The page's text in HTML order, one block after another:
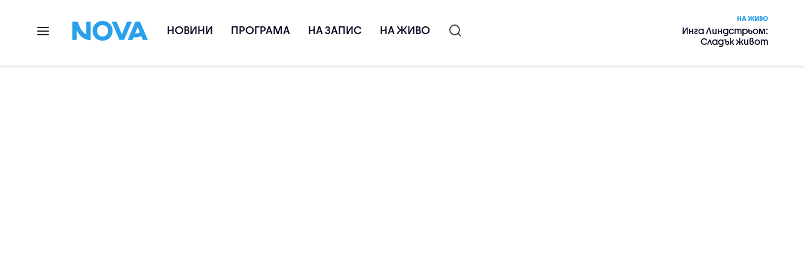
НОВИНИ ПРОГРАМА НА ЗАПИС НА ЖИВО
НА ЖИВО
Инга Линдстрьом:
Сладък живот